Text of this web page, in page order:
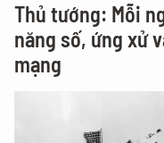
Thủ tướng: Mỗi
năng số, ứng xử
mạng